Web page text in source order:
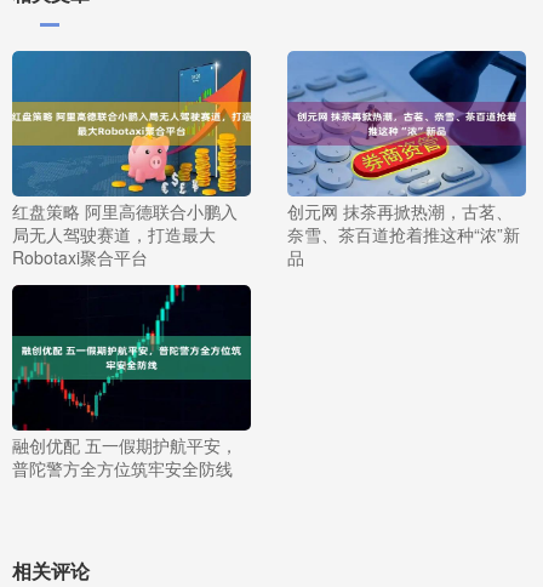
红盘策略 阿里高德联合小鹏入
局无人驾驶赛道，打造最大
Robotaxi聚合平台
创元网 抹茶再掀热潮，古茗、
奈雪、茶百道抢着推这种“浓”新
品
融创优配 五一假期护航平安，
普陀警方全方位筑牢安全防线
相关评论